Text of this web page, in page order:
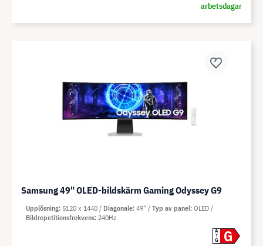
arbetsdagar
Samsung 49" OLED-bildskärm Gaming Odyssey G9
A
G
G
Upplösning 5120 x 1440 Diagonale 49" Typ av panel OLED
Bildrepetitionsfrekvens 240Hz